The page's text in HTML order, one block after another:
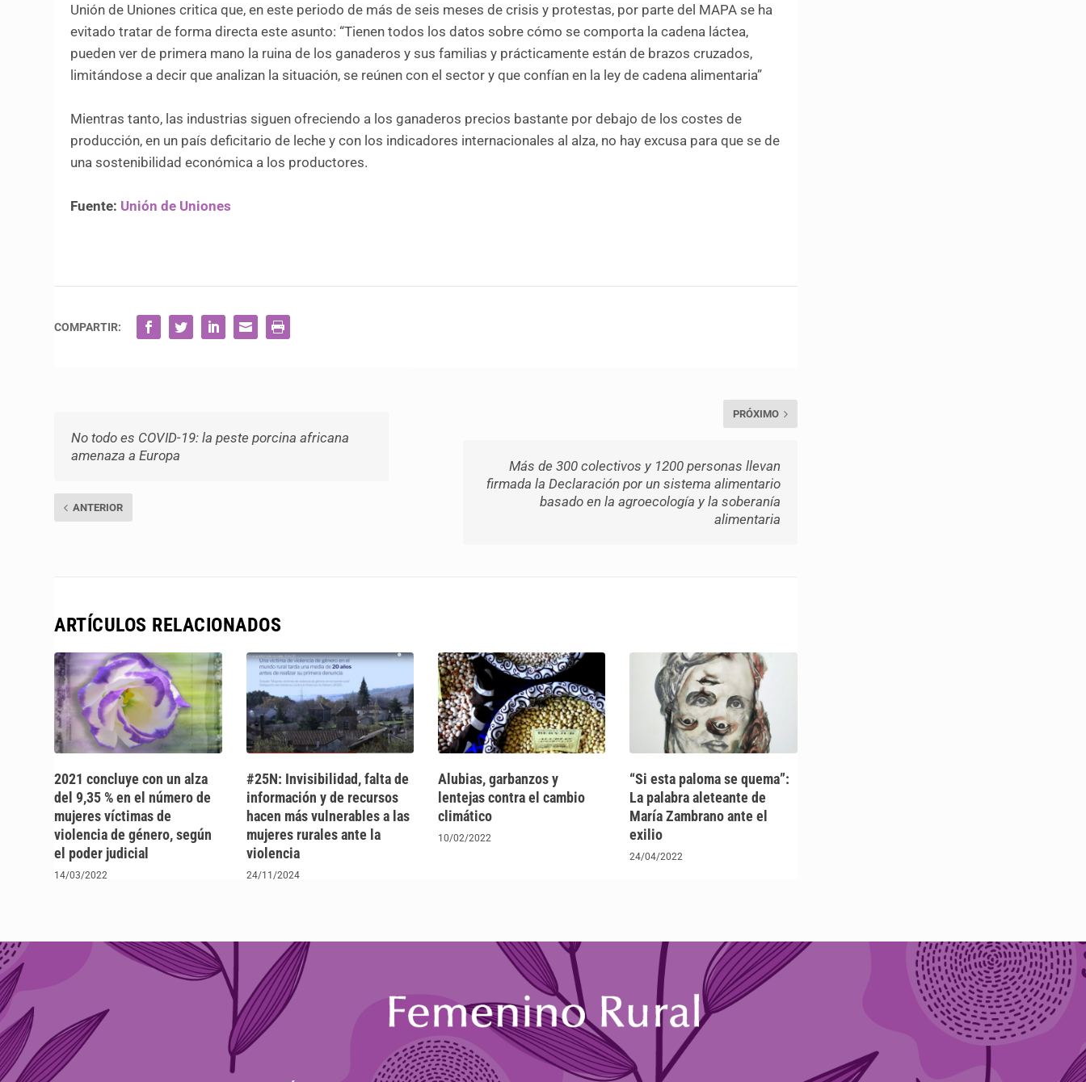
Unión de Uniones critica que, en este periodo de más de seis meses de crisis y protestas, por parte del MAPA se ha
evitado tratar de forma directa este asunto: “Tienen todos los datos sobre cómo se comporta la cadena láctea,
pueden ver de primera mano la ruina de los ganaderos y sus familias y prácticamente están de brazos cruzados,
limitándose a decir que analizan la situación, se reúnen con el sector y que confían en la ley de cadena alimentaria”
Mientras tanto, las industrias siguen ofreciendo a los ganaderos precios bastante por debajo de los costes de
producción, en un país deficitario de leche y con los indicadores internacionales al alza, no hay excusa para que se de
una sostenibilidad económica a los productores.
Fuente: Unión de Uniones
COMPARTIR:
No todo es COVID-19: la peste porcina africana
amenaza a Europa
ANTERIOR
PRÓXIMO
Más de 300 colectivos y 1200 personas llevan
firmada la Declaración por un sistema alimentario
basado en la agroecología y la soberanía
alimentaria
ARTÍCULOS RELACIONADOS
2021 concluye con un alza
del 9,35 % en el número de
mujeres víctimas de
violencia de género, según
el poder judicial
14/03/2022
#25N: Invisibilidad, falta de
información y de recursos
hacen más vulnerables a las
mujeres rurales ante la
violencia
24/11/2024
Alubias, garbanzos y
lentejas contra el cambio
climático
10/02/2022
“Si esta paloma se quema”:
La palabra aleteante de
María Zambrano ante el
exilio
24/04/2022